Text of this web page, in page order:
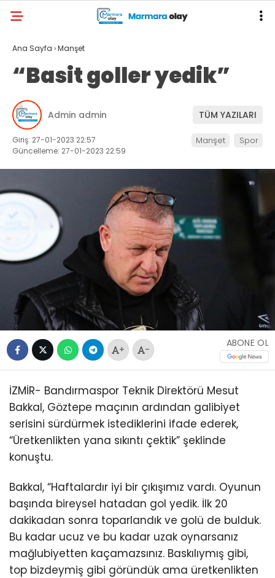
Ana Sayfa ›Manşet
“Basit goller yedik”
Admin admin TÜM YAZILARI
Giriş: 27-01-2023 22:57
Güncelleme: 27-01-2023 22:59
Manşet Spor
+ -
ABONE OL
İZMİR- Bandırmaspor Teknik Direktörü Mesut
Bakkal, Göztepe maçının ardından galibiyet
serisini sürdürmek istediklerini ifade ederek,
“Üretkenlikten yana sıkıntı çektik” şeklinde
konuştu.
Bakkal, “Haftalardır iyi bir çıkışımız vardı. Oyunun
başında bireysel hatadan gol yedik. İlk 20
dakikadan sonra toparlandık ve golü de bulduk.
Bu kadar ucuz ve bu kadar uzak oynarsanız
mağlubiyetten kaçamazsınız. Baskılıymış gibi,
top bizdeymiş gibi göründük ama üretkenlikten